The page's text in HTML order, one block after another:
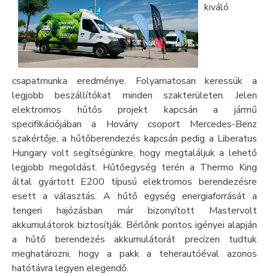
kiváló
csapatmunka eredménye. Folyamatosan keressük a
legjobb beszállítókat minden szakterületen. Jelen
elektromos hűtős projekt kapcsán a jármű
specifikációjában a Hovány csoport Mercedes-Benz
szakértője, a hűtőberendezés kapcsán pedig a Liberatus
Hungary volt segítségünkre, hogy megtaláljuk a lehető
legjobb megoldást. Hűtőegység terén a Thermo King
által gyártott E200 típusú elektromos berendezésre
esett a választás. A hűtő egység energiaforrását a
tengeri hajózásban már bizonyított Mastervolt
akkumulátorok biztosítják. Bérlőnk pontos igényei alapján
a hűtő berendezés akkumulátorát precízen tudtuk
meghatározni, hogy a pakk a teherautóéval azonos
hatótávra legyen elegendő.